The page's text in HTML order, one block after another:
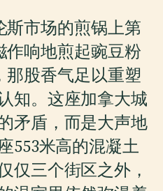
斯市场的煎锅上第
作响地煎起豌豆粉
那股香气足以重塑
知。这座加拿大城
矛盾，而是大声地
553米高的混凝土
仅三个街区之外，